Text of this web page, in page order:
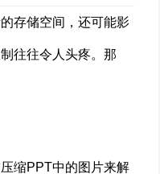
存储空间，还可能影
往往令人头疼。那
缩PPT中的图片来解